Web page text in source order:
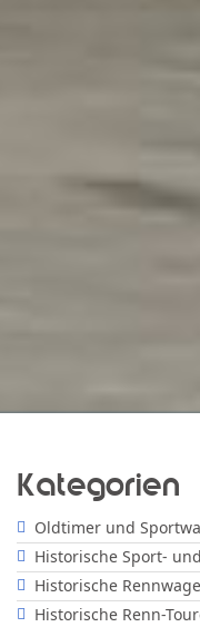
Kategorien
Oldtimer und
Historische Sport-
Historische
Historische Renn-